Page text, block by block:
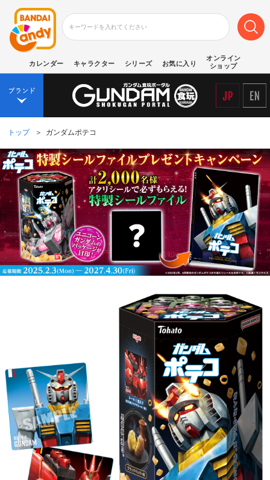
カレンダー キャラクター シリーズ お気に入り
オンライン
ショップ
トップ ＞ ガンダムポテコ